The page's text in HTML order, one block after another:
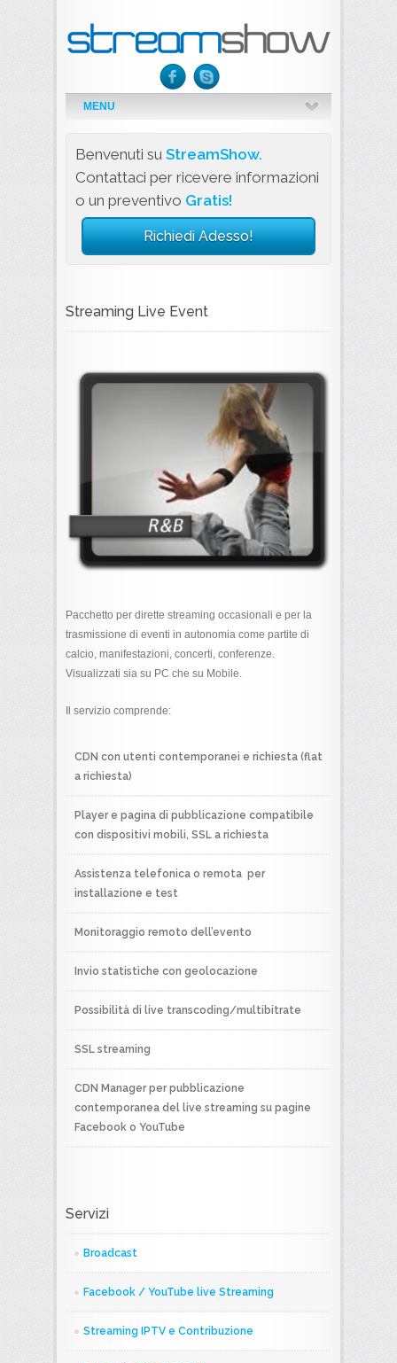
MENU
Benvenuti su StreamShow.
Contattaci per ricevere informazioni
o un preventivo Gratis!
Richiedi Adesso!
Streaming Live Event
Pacchetto per dirette streaming occasionali e per la
trasmissione di eventi in autonomia come partite di
calcio, manifestazioni, concerti, conferenze.
Visualizzati sia su PC che su Mobile.
Il servizio comprende:
CDN con utenti contemporanei e richiesta (flat
a richiesta)
Player e pagina di pubblicazione compatibile
con dispositivi mobili, SSL a richiesta
Assistenza telefonica o remota per
installazione e test
Monitoraggio remoto dell’evento
Invio statistiche con geolocazione
Possibilità di live transcoding/multibitrate
SSL streaming
CDN Manager per pubblicazione
contemporanea del live streaming su pagine
Facebook o YouTube
Servizi
Broadcast
Facebook / YouTube live Streaming
Streaming IPTV e Contribuzione